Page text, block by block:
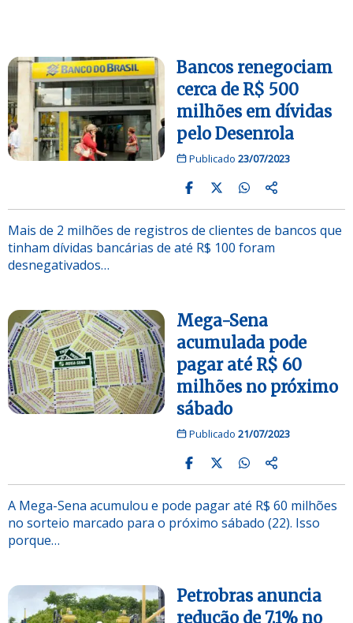
Bancos renegociam
cerca de R$ 500
milhões em dívidas
pelo Desenrola
Publicado 23/07/2023
Mais de 2 milhões de registros de clientes de bancos que
tinham dívidas bancárias de até R$ 100 foram
desnegativados…
Mega-Sena
acumulada pode
pagar até R$ 60
milhões no próximo
sábado
Publicado 21/07/2023
A Mega-Sena acumulou e pode pagar até R$ 60 milhões
no sorteio marcado para o próximo sábado (22). Isso
porque…
Petrobras anuncia
redução de 7,1% no